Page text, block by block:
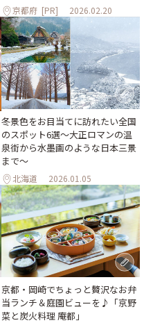
京都府 [PR] 2026.02.20
冬景色をお目当てに訪れたい全国
のスポット6選〜大正ロマンの温
泉街から水墨画のような日本三景
まで〜
北海道 2026.01.05
京都・岡崎でちょっと贅沢なお弁
当ランチ＆庭園ビューを♪「京野
菜と炭火料理 庵都」